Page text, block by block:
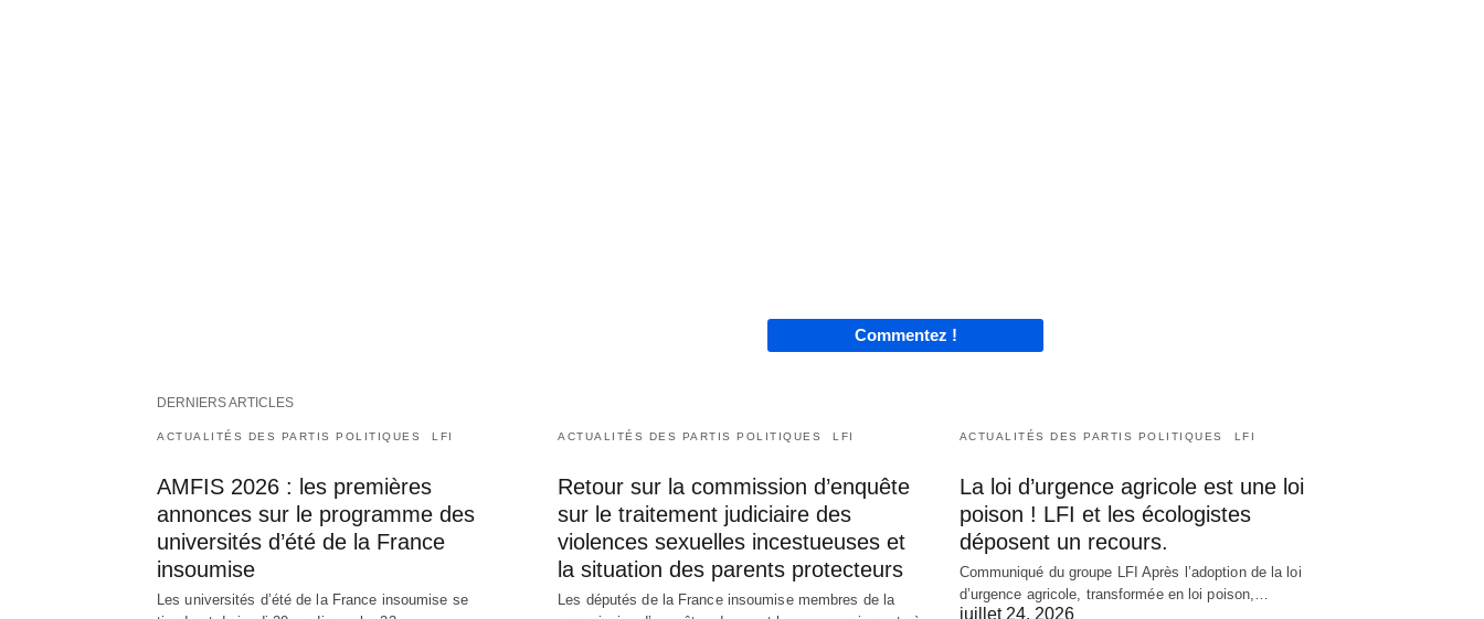
Commentez !
DERNIERS ARTICLES
ACTUALITÉS DES PARTIS POLITIQUES LFI
AMFIS 2026 : les premières
annonces sur le programme des
universités d’été de la France
insoumise
Les universités d’été de la France insoumise se
ACTUALITÉS DES PARTIS POLITIQUES LFI
Retour sur la commission d’enquête
sur le traitement judiciaire des
violences sexuelles incestueuses et
la situation des parents protecteurs
Les députés de la France insoumise membres de la
ACTUALITÉS DES PARTIS POLITIQUES LFI
La loi d’urgence agricole est une loi
poison ! LFI et les écologistes
déposent un recours.
Communiqué du groupe LFI Après l’adoption de la loi
d’urgence agricole, transformée en loi poison,…
juillet 24, 2026